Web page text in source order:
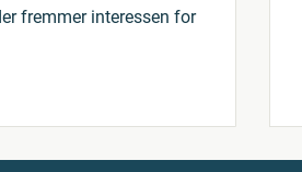
fremmer interessen for